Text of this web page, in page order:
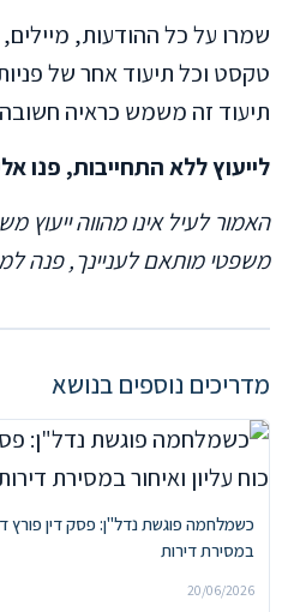
שמרו על כל ההודעות,
טקסט וכל תיעוד אחר של פניות
תיעוד זה משמש כראיה
לייעוץ ללא התחייבות, פנו
האמור לעיל אינו מהווה ייעוץ
משפטי מותאם לעניינך, פנה
מדריכים נוספים בנושא
כשמלחמה פוגשת נדל"ן: פסק דין פורץ
במסירת דירות
20/06/2026